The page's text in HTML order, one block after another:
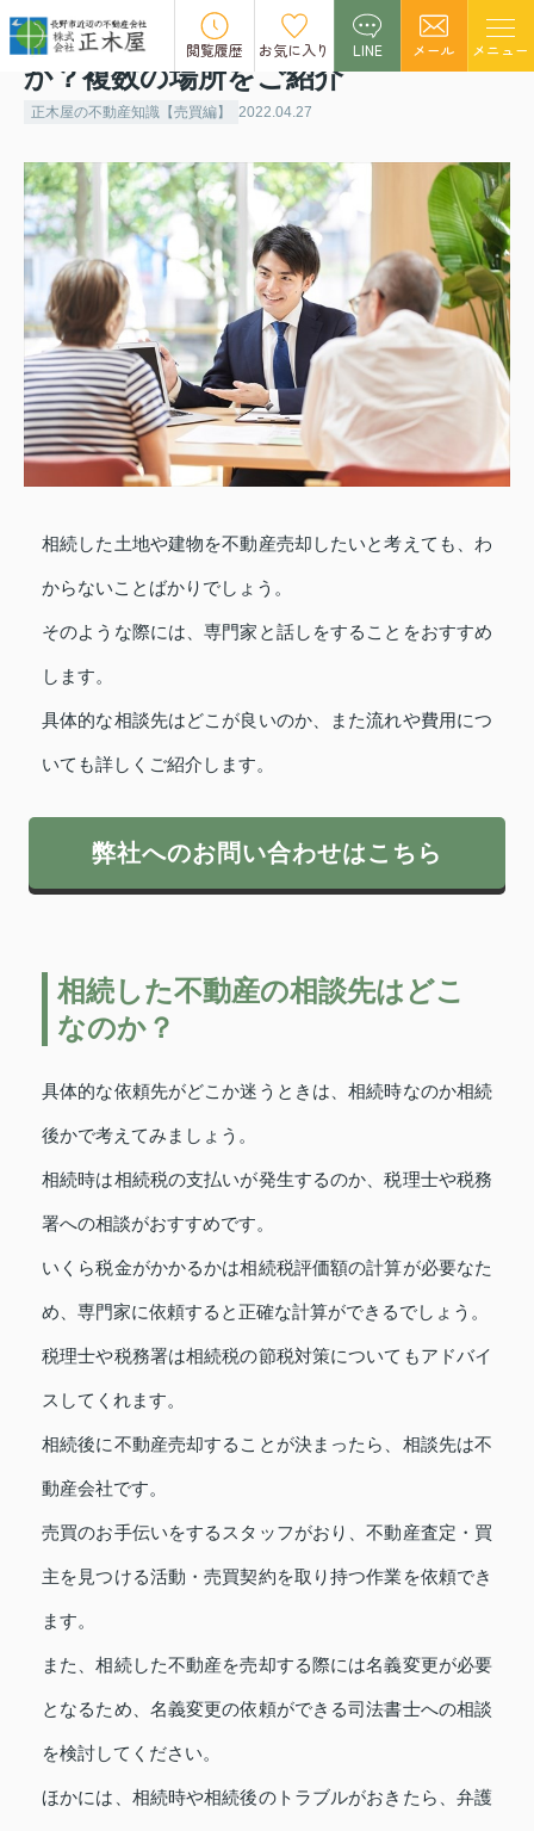
閲覧履歴 お気に入り LINE メール メニュー
不動産売却で相談先はどこがいい
か？複数の場所をご紹介
正木屋の不動産知識【売買編】 2022.04.27
相続した土地や建物を不動産売却したいと考えても、わ
からないことばかりでしょう。
そのような際には、専門家と話しをすることをおすすめ
します。
具体的な相談先はどこが良いのか、また流れや費用につ
いても詳しくご紹介します。
弊社へのお問い合わせはこちら
相続した不動産の相談先はどこ
なのか？
具体的な依頼先がどこか迷うときは、相続時なのか相続
後かで考えてみましょう。
相続時は相続税の支払いが発生するのか、税理士や税務
署への相談がおすすめです。
いくら税金がかかるかは相続税評価額の計算が必要なた
め、専門家に依頼すると正確な計算ができるでしょう。
税理士や税務署は相続税の節税対策についてもアドバイ
スしてくれます。
相続後に不動産売却することが決まったら、相談先は不
動産会社です。
売買のお手伝いをするスタッフがおり、不動産査定・買
主を見つける活動・売買契約を取り持つ作業を依頼でき
ます。
また、相続した不動産を売却する際には名義変更が必要
となるため、名義変更の依頼ができる司法書士への相談
を検討してください。
ほかには、相続時や相続後のトラブルがおきたら、弁護